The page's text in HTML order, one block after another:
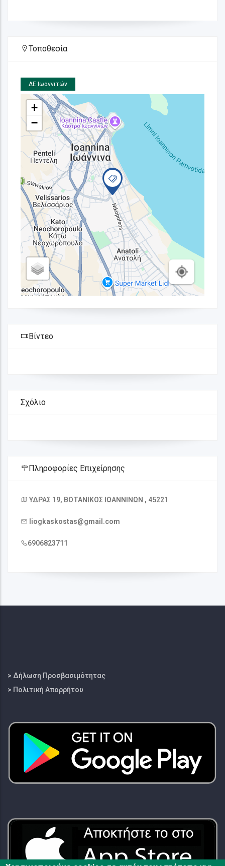
Τοποθεσία
ΔΕ Ιωαννιτών
+
−
Βίντεο
Σχόλιο
Πληροφορίες Επιχείρησης
ΥΔΡΑΣ 19, ΒΟΤΑΝΙΚΟΣ ΙΩΑΝΝΙΝΩΝ , 45221
liogkaskostas@gmail.com
6906823711
> Δήλωση Προσβασιμότητας
> Πολιτική Απορρήτου